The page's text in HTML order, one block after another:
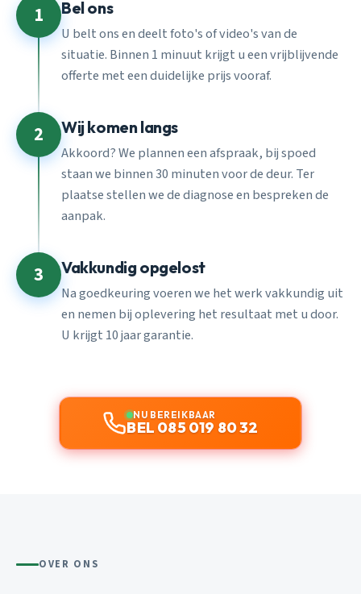
1 Bel ons
U belt ons en deelt foto's of video's van de
situatie. Binnen 1 minuut krijgt u een vrijblijvende
offerte met een duidelijke prijs vooraf.
2 Wij komen langs
Akkoord? We plannen een afspraak, bij spoed
staan we binnen 30 minuten voor de deur. Ter
plaatse stellen we de diagnose en bespreken de
aanpak.
3 Vakkundig opgelost
Na goedkeuring voeren we het werk vakkundig uit
en nemen bij oplevering het resultaat met u door.
U krijgt 10 jaar garantie.
NU BEREIKBAAR
BEL 085 019 80 32
OVER ONS